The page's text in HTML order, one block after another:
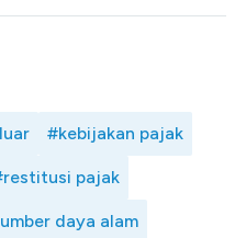
#kebijakan pajak
pajak
daya alam